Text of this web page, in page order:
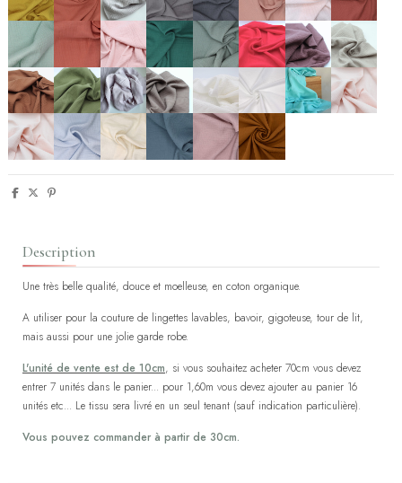
Description
Une très belle qualité, douce et moelleuse, en coton organique.
A utiliser pour la couture de lingettes lavables, bavoir, gigoteuse, tour de lit,
mais aussi pour une jolie garde robe.
L'unité de vente est de 10cm, si vous souhaitez acheter 70cm vous devez
entrer 7 unités dans le panier... pour 1,60m vous devez ajouter au panier 16
unités etc... Le tissu sera livré en un seul tenant (sauf indication particulière).
Vous pouvez commander à partir de 30cm.